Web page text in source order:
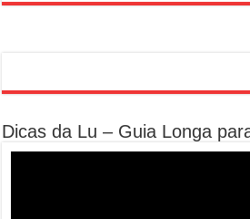
Dicas da Lu – Guia Longa